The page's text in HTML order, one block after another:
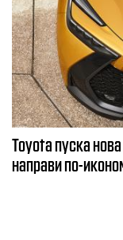
Toyota пуска
направи по-